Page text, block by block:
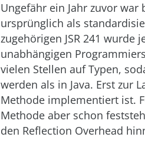
Ungefähr ein Jahr zuvor
ursprünglich als
zugehörigen JSR 241
unabhängigen
vielen Stellen auf Typen,
werden als in Java. Erst zur
Methode implementiert ist.
Methode aber schon
den Reflection Overhead